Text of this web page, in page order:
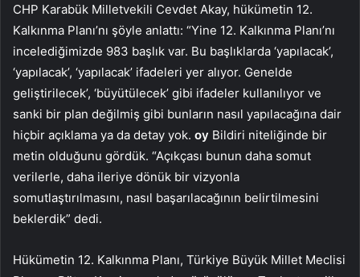
CHP Karabük Milletvekili Cevdet Akay, hükümetin 12.
Kalkınma Planı’nı şöyle anlattı: “Yine 12. Kalkınma Planı’nı
incelediğimizde 983 başlık var. Bu başlıklarda ‘yapılacak’,
‘yapılacak’, ‘yapılacak’ ifadeleri yer alıyor. Genelde
geliştirilecek’, ‘büyütülecek’ gibi ifadeler kullanılıyor ve
sanki bir plan değilmiş gibi bunların nasıl yapılacağına dair
hiçbir açıklama ya da detay yok. oy Bildiri niteliğinde bir
metin olduğunu gördük. “Açıkçası bunun daha somut
verilerle, daha ileriye dönük bir vizyonla
somutlaştırılmasını, nasıl başarılacağının belirtilmesini
beklerdik” dedi.
Hükümetin 12. Kalkınma Planı, Türkiye Büyük Millet Meclisi